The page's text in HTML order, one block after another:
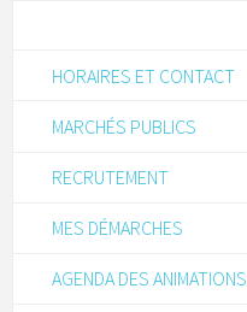
HORAIRES ET CONTACT
MARCHÉS PUBLICS
RECRUTEMENT
MES DÉMARCHES
AGENDA DES ANIMATIONS